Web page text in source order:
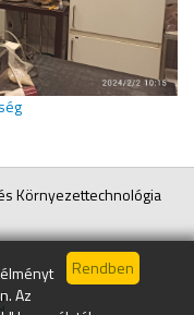
Az
Környezettechnológia